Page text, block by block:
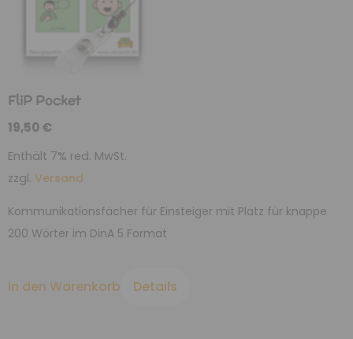
FliP Pocket
19,50€
Enthält 7% red. MwSt.
zzgl. Versand
Kommunikationsfächer für Einsteiger mit Platz für knappe
200 Wörter im DinA 5 Format
In den Warenkorb Details